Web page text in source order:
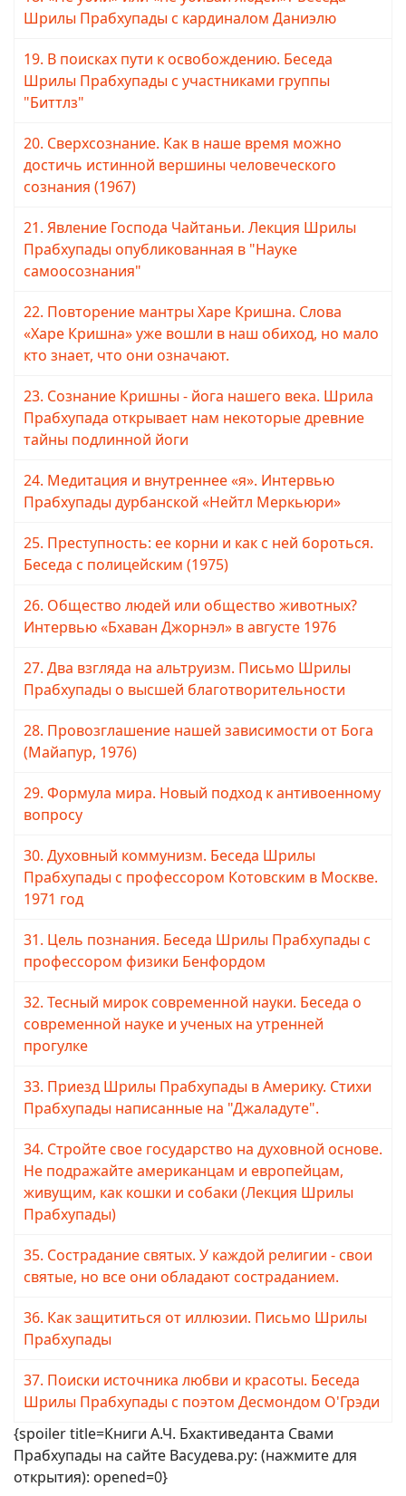
Шрилы Прабхупады с кардиналом Даниэлю
19. В поисках пути к освобождению. Беседа
Шрилы Прабхупады с участниками группы
"Биттлз"
20. Сверхсознание. Как в наше время можно
достичь истинной вершины человеческого
сознания (1967)
21. Явление Господа Чайтаньи. Лекция Шрилы
Прабхупады опубликованная в "Науке
самоосознания"
22. Повторение мантры Харе Кришна. Слова
«Харе Кришна» уже вошли в наш обиход, но мало
кто знает, что они означают.
23. Сознание Кришны - йога нашего века. Шрила
Прабхупада открывает нам некоторые древние
тайны подлинной йоги
24. Медитация и внутреннее «я». Интервью
Прабхупады дурбанской «Нейтл Меркьюри»
25. Преступность: ее корни и как с ней бороться.
Беседа с полицейским (1975)
26. Общество людей или общество животных?
Интервью «Бхаван Джорнэл» в августе 1976
27. Два взгляда на альтруизм. Письмо Шрилы
Прабхупады о высшей благотворительности
28. Провозглашение нашей зависимости от Бога
(Майапур, 1976)
29. Формула мира. Новый подход к антивоенному
вопросу
30. Духовный коммунизм. Беседа Шрилы
Прабхупады с профессором Котовским в Москве.
1971 год
31. Цель познания. Беседа Шрилы Прабхупады с
профессором физики Бенфордом
32. Тесный мирок современной науки. Беседа о
современной науке и ученых на утренней
прогулке
33. Приезд Шрилы Прабхупады в Америку. Стихи
Прабхупады написанные на "Джаладуте".
34. Стройте свое государство на духовной основе.
Не подражайте американцам и европейцам,
живущим, как кошки и собаки (Лекция Шрилы
Прабхупады)
35. Сострадание святых. У каждой религии - свои
святые, но все они обладают состраданием.
36. Как защититься от иллюзии. Письмо Шрилы
Прабхупады
37. Поиски источника любви и красоты. Беседа
Шрилы Прабхупады с поэтом Десмондом О'Грэди
{spoiler title=Книги А.Ч. Бхактиведанта Свами
Прабхупады на сайте Васудева.ру: (нажмите для
открытия): opened=0}